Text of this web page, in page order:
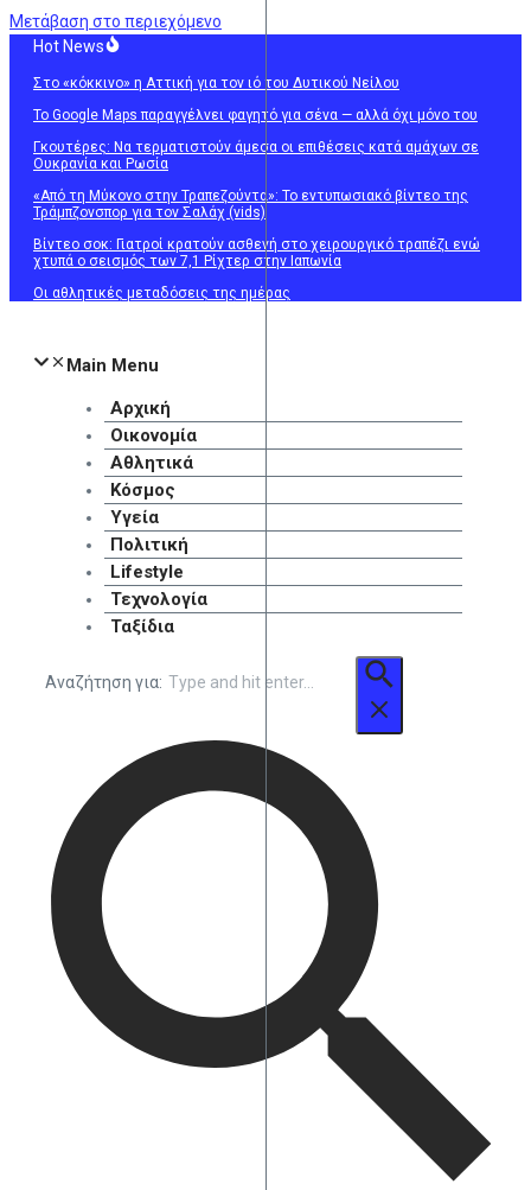
Μετάβαση στο περιεχόμενο
Hot News
Στο «κόκκινο» η Αττική για τον ιό του Δυτικού Νείλου
Το Google Maps παραγγέλνει φαγητό για σένα — αλλά όχι μόνο του
Γκουτέρες: Να τερματιστούν άμεσα οι επιθέσεις κατά αμάχων σε
Ουκρανία και Ρωσία
«Από τη Μύκονο στην Τραπεζούντα»: Το εντυπωσιακό βίντεο της
Τράμπζονσπορ για τον Σαλάχ (vids)
Βίντεο σοκ: Γιατροί κρατούν ασθενή στο χειρουργικό τραπέζι ενώ
χτυπά ο σεισμός των 7,1 Ρίχτερ στην Ιαπωνία
Οι αθλητικές μεταδόσεις της ημέρας
Main Menu
Αρχική
Οικονομία
Αθλητικά
Κόσμος
Υγεία
Πολιτική
Lifestyle
Τεχνολογία
Ταξίδια
Αναζήτηση για: